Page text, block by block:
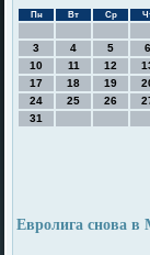
Пн Вт Ср
3
4 5 6
10
11 12
17
18 19
24
25 26
31
Евролига снова